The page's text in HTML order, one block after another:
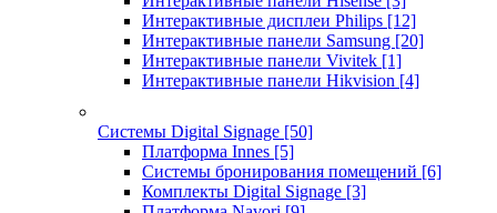
Интерактивные дисплеи Philips [12]
Интерактивные панели Samsung [20]
Интерактивные панели Vivitek [1]
Интерактивные панели Hikvision [4]
Системы Digital Signage [50]
Платформа Innes [5]
Системы бронирования помещений [6]
Комплекты Digital Signage [3]